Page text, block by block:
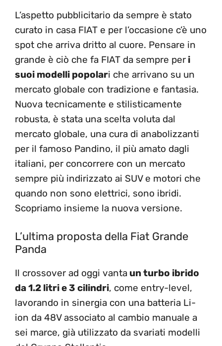
L’aspetto pubblicitario da sempre è stato
curato in casa FIAT e per l’occasione c’è uno
spot che arriva dritto al cuore. Pensare in
grande è ciò che fa FIAT da sempre per i
suoi modelli popolari che arrivano su un
mercato globale con tradizione e fantasia.
Nuova tecnicamente e stilisticamente
robusta, è stata una scelta voluta dal
mercato globale, una cura di anabolizzanti
per il famoso Pandino, il più amato dagli
italiani, per concorrere con un mercato
sempre più indirizzato ai SUV e motori che
quando non sono elettrici, sono ibridi.
Scopriamo insieme la nuova versione.
L’ultima proposta della Fiat Grande
Panda
Il crossover ad oggi vanta un turbo ibrido
da 1.2 litri e 3 cilindri, come entry-level,
lavorando in sinergia con una batteria Li-
ion da 48V associato al cambio manuale a
sei marce, già utilizzato da svariati modelli